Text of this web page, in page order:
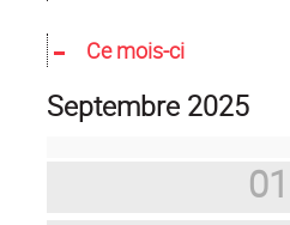
Ce mois-ci
septembre 2025
01